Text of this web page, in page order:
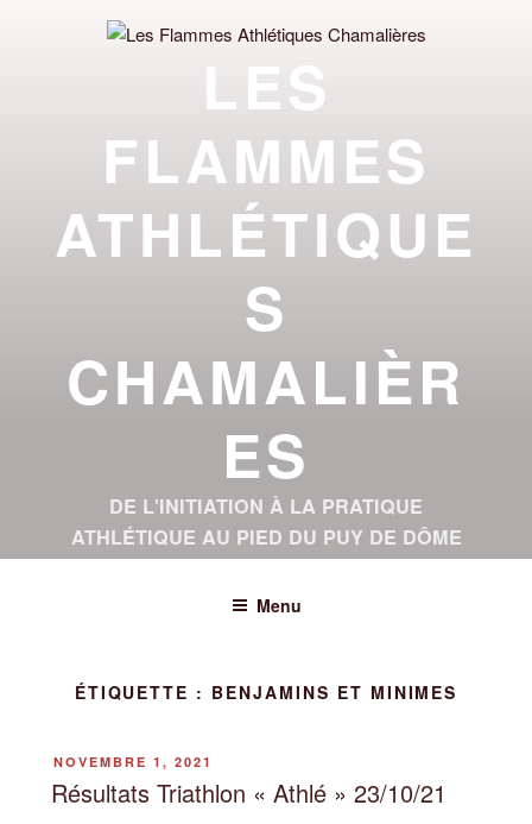
LES
FLAMMES
ATHLÉTIQUE
S
CHAMALIÈR
ES
DE L'INITIATION À LA PRATIQUE
ATHLÉTIQUE AU PIED DU PUY DE DÔME
Menu
ÉTIQUETTE : BENJAMINS ET MINIMES
PUBLIÉ
LE
NOVEMBRE 1, 2021
Résultats Triathlon « Athlé » 23/10/21